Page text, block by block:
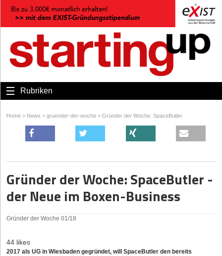
Rubriken
Home > News > gruender-der-woche > Gründer der Woche: SpaceButler
Gründer der Woche: SpaceButler -
der Neue im Boxen-Business
Gründer der Woche 01/18
44 likes
2017 als UG in Wiesbaden gegründet, will SpaceButler den bereits